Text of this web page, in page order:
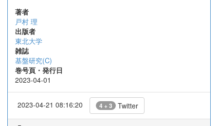
著者
戸村 理
出版者
東北大学
雑誌
基盤研究(C)
巻号頁・発行日
2023-04-01
2023-04-21 08:16:20 4 + 3 Twitter